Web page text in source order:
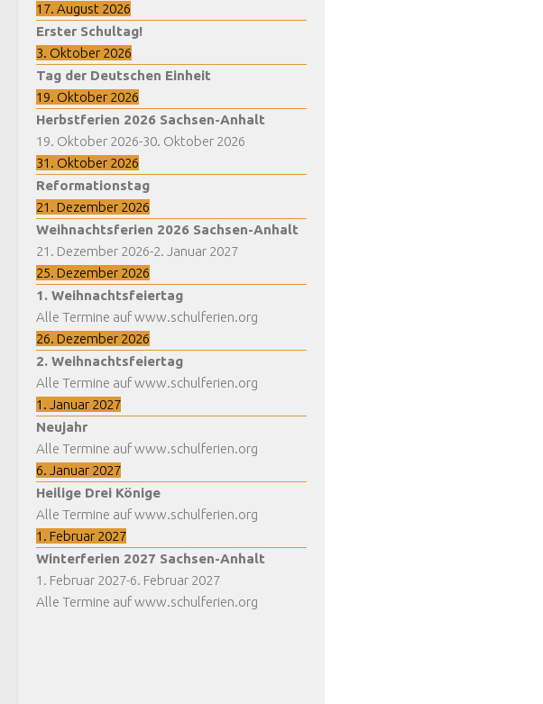
17. August 2026
Erster Schultag!
3. Oktober 2026
Tag der Deutschen Einheit
19. Oktober 2026
Herbstferien 2026 Sachsen-Anhalt
19. Oktober 2026-30. Oktober 2026
31. Oktober 2026
Reformationstag
21. Dezember 2026
Weihnachtsferien 2026 Sachsen-Anhalt
21. Dezember 2026-2. Januar 2027
25. Dezember 2026
1. Weihnachtsfeiertag
Alle Termine auf www.schulferien.org
26. Dezember 2026
2. Weihnachtsfeiertag
Alle Termine auf www.schulferien.org
1. Januar 2027
Neujahr
Alle Termine auf www.schulferien.org
6. Januar 2027
Heilige Drei Könige
Alle Termine auf www.schulferien.org
1. Februar 2027
Winterferien 2027 Sachsen-Anhalt
1. Februar 2027-6. Februar 2027
Alle Termine auf www.schulferien.org